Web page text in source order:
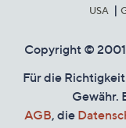
USA
Copyright © 2001
Für die
Gewähr.
AGB, die